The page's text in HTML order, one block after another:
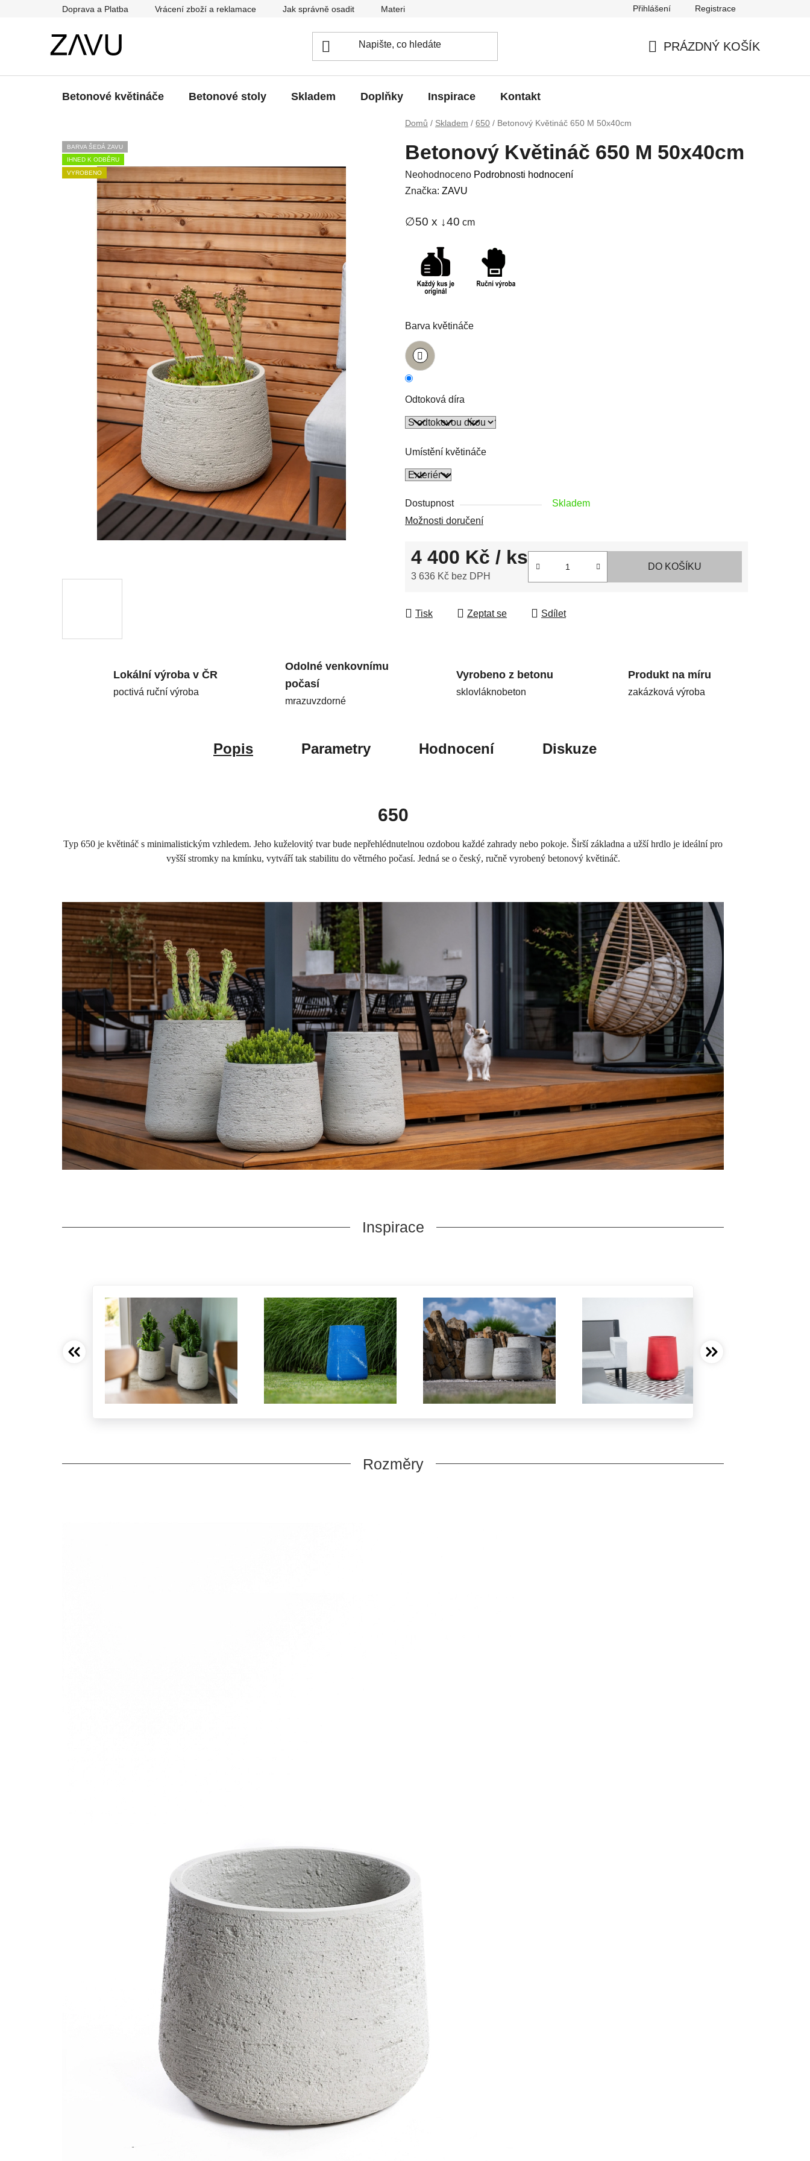
Doprava a Platba Vrácení zboží a reklamace Jak správně osadit Materiál Podmínky ochrany osobních údajů
Přihlášení Registrace
PRÁZDNÝ KOŠÍK
Betonové květináče Betonové stoly Skladem Doplňky Inspirace Kontakt
Domů / Skladem / 650 / Betonový Květináč 650 M 50x40cm
Betonový Květináč 650 M 50x40cm
Průměrné
hodnocení
je
hvězdiček.
Neohodnoceno Podrobnosti hodnocení
Značka: ZAVU
∅50 x ↓40 cm
Barva květináče
Odtoková díra
Umístění květináče
Dostupnost
Skladem
Možnosti doručení
4 400 Kč / ks
3 636 Kč bez DPH
DO KOŠÍKU
Tisk Zeptat se Sdílet
BARVA ŠEDÁ ZAVU
IHNED K ODBĚRU
VYROBENO
Lokální výroba v ČR
poctivá ruční výroba
Odolné venkovnímu
počasí
mrazuvzdorné
Vyrobeno z betonu
sklovláknobeton
Produkt na míru
zakázková výroba
Popis Parametry Hodnocení Diskuze
650
Typ 650 je květináč s minimalistickým vzhledem. Jeho kuželovitý tvar bude nepřehlédnutelnou ozdobou každé zahrady nebo pokoje. Širší základna a užší hrdlo je ideální pro
vyšší stromky na kmínku, vytváří tak stabilitu do větrného počasí. Jedná se o český, ručně vyrobený betonový květináč.
Inspirace
Rozměry